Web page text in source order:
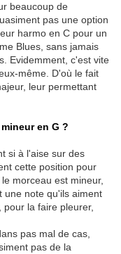
beaucoup de
pas une option
harmo en C pour un
Blues, sans jamais
Evidemment, c'est vite
même. D'où le fait
leur permettant
en G ?
si à l'aise sur des
cette position pour
morceau est mineur,
une note qu'ils aiment
la faire pleurer,
pas mal de cas,
pas de la